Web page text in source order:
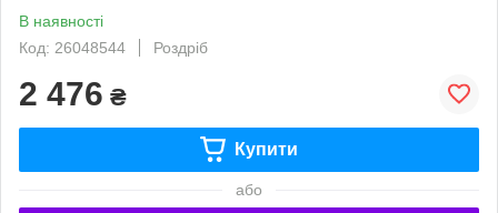
В наявності
Код: 26048544
Роздріб
2 476 ₴
Купити
або